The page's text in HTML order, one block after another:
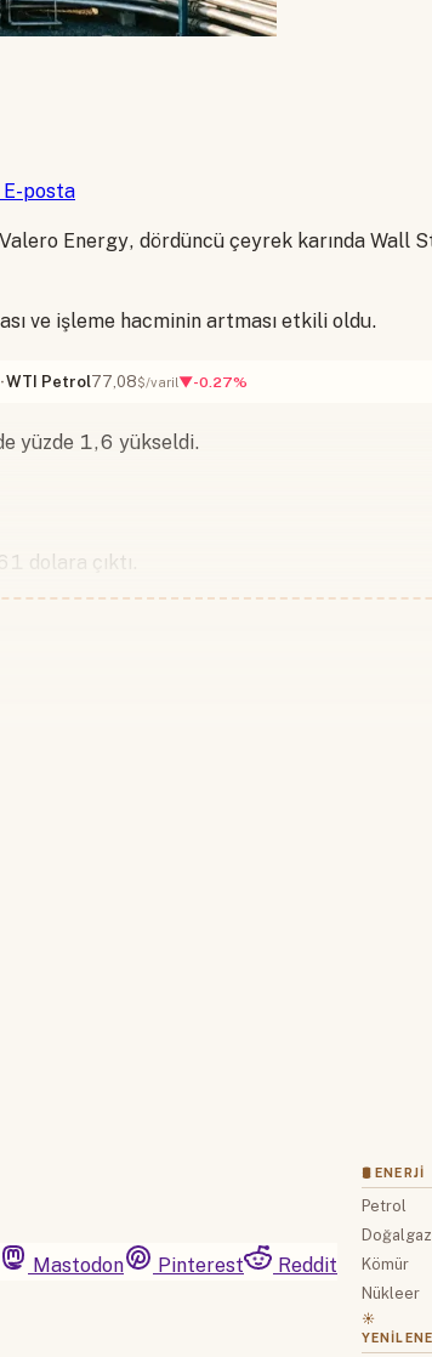
E-posta
Energy, dördüncü çeyrek karında Wall
ve işleme hacminin artması etkili oldu.
WTI Petrol77,08$/varil▼-0.27%
yüzde 1,6 yükseldi.
dolara çıktı.
Mastodon Pinterest
Reddit
🛢 ENERJI
Petrol
Doğalgaz
Kömür
Nükleer
☀️